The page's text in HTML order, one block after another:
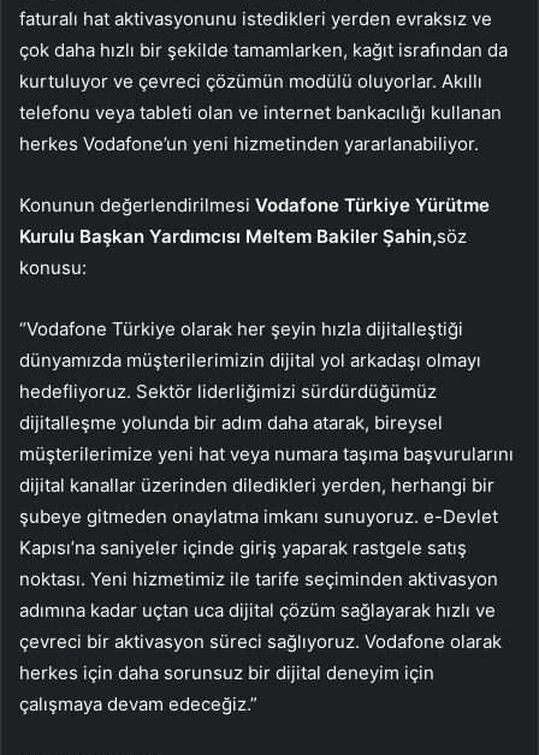
faturalı hat aktivasyonunu istedikleri yerden evraksız ve
çok daha hızlı bir şekilde tamamlarken, kağıt israfından da
kurtuluyor ve çevreci çözümün modülü oluyorlar. Akıllı
telefonu veya tableti olan ve internet bankacılığı kullanan
herkes Vodafone’un yeni hizmetinden yararlanabiliyor.
Konunun değerlendirilmesi Vodafone Türkiye Yürütme
Kurulu Başkan Yardımcısı Meltem Bakiler Şahin,söz
konusu:
“Vodafone Türkiye olarak her şeyin hızla dijitalleştiği
dünyamızda müşterilerimizin dijital yol arkadaşı olmayı
hedefliyoruz. Sektör liderliğimizi sürdürdüğümüz
dijitalleşme yolunda bir adım daha atarak, bireysel
müşterilerimize yeni hat veya numara taşıma başvurularını
dijital kanallar üzerinden diledikleri yerden, herhangi bir
şubeye gitmeden onaylatma imkanı sunuyoruz. e-Devlet
Kapısı’na saniyeler içinde giriş yaparak rastgele satış
noktası. Yeni hizmetimiz ile tarife seçiminden aktivasyon
adımına kadar uçtan uca dijital çözüm sağlayarak hızlı ve
çevreci bir aktivasyon süreci sağlıyoruz. Vodafone olarak
herkes için daha sorunsuz bir dijital deneyim için
çalışmaya devam edeceğiz.”